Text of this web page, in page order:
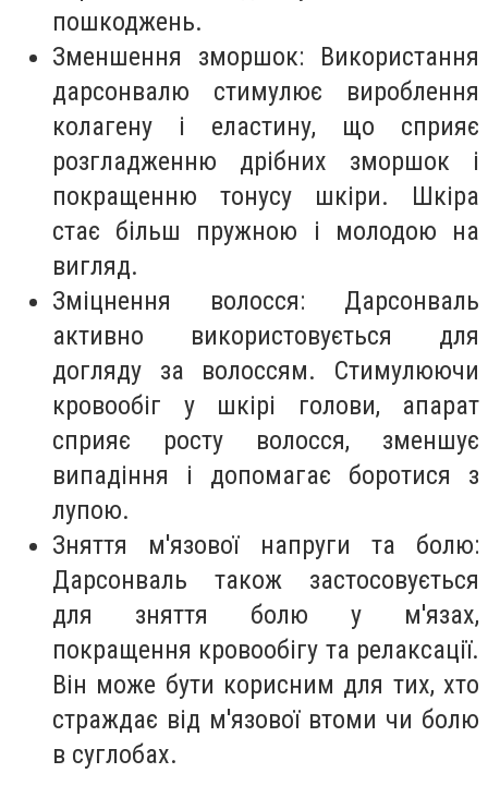
пошкоджень.
Зменшення зморшок: Використання
дарсонвалю стимулює вироблення
колагену і еластину, що сприяє
розгладженню дрібних зморшок і
покращенню тонусу шкіри. Шкіра
стає більш пружною і молодою на
вигляд.
Зміцнення волосся: Дарсонваль
активно використовується для
догляду за волоссям. Стимулюючи
кровообіг у шкірі голови, апарат
сприяє росту волосся, зменшує
випадіння і допомагає боротися з
лупою.
Зняття м'язової напруги та болю:
Дарсонваль також застосовується
для зняття болю у м'язах,
покращення кровообігу та релаксації.
Він може бути корисним для тих, хто
страждає від м'язової втоми чи болю
в суглобах.